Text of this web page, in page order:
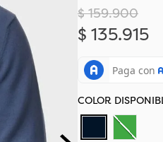
$ 159.900
$ 135.915